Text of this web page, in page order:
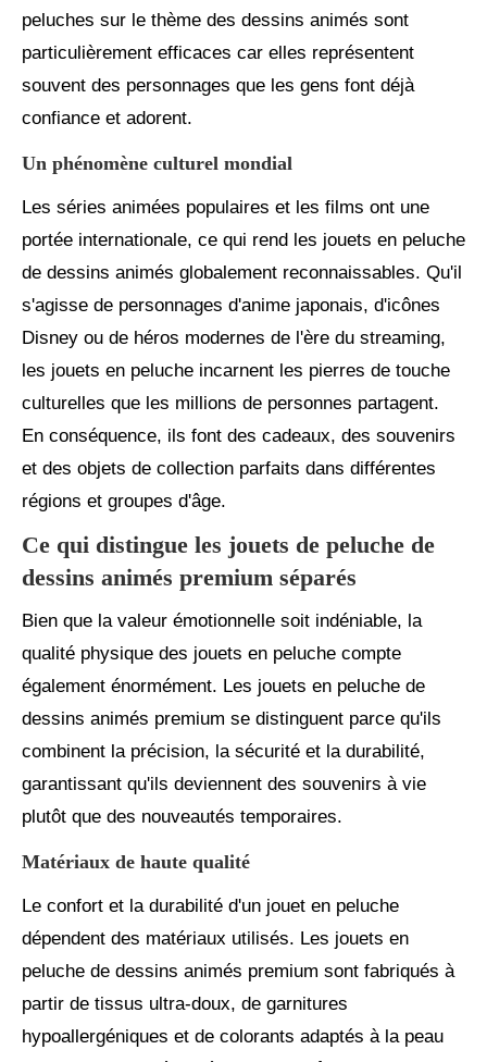
peluches sur le thème des dessins animés sont
particulièrement efficaces car elles représentent
souvent des personnages que les gens font déjà
confiance et adorent.
Un phénomène culturel mondial
Les séries animées populaires et les films ont une
portée internationale, ce qui rend les jouets en peluche
de dessins animés globalement reconnaissables. Qu'il
s'agisse de personnages d'anime japonais, d'icônes
Disney ou de héros modernes de l'ère du streaming,
les jouets en peluche incarnent les pierres de touche
culturelles que les millions de personnes partagent.
En conséquence, ils font des cadeaux, des souvenirs
et des objets de collection parfaits dans différentes
régions et groupes d'âge.
Ce qui distingue les jouets de peluche de
dessins animés premium séparés
Bien que la valeur émotionnelle soit indéniable, la
qualité physique des jouets en peluche compte
également énormément. Les jouets en peluche de
dessins animés premium se distinguent parce qu'ils
combinent la précision, la sécurité et la durabilité,
garantissant qu'ils deviennent des souvenirs à vie
plutôt que des nouveautés temporaires.
Matériaux de haute qualité
Le confort et la durabilité d'un jouet en peluche
dépendent des matériaux utilisés. Les jouets en
peluche de dessins animés premium sont fabriqués à
partir de tissus ultra-doux, de garnitures
hypoallergéniques et de colorants adaptés à la peau